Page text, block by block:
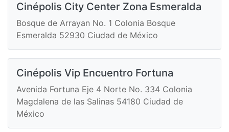
Cinépolis City Center Zona Esmeralda
Bosque de Arrayan No. 1 Colonia Bosque
Esmeralda 52930 Ciudad de México
Cinépolis Vip Encuentro Fortuna
Avenida Fortuna Eje 4 Norte No. 334 Colonia
Magdalena de las Salinas 54180 Ciudad de
México